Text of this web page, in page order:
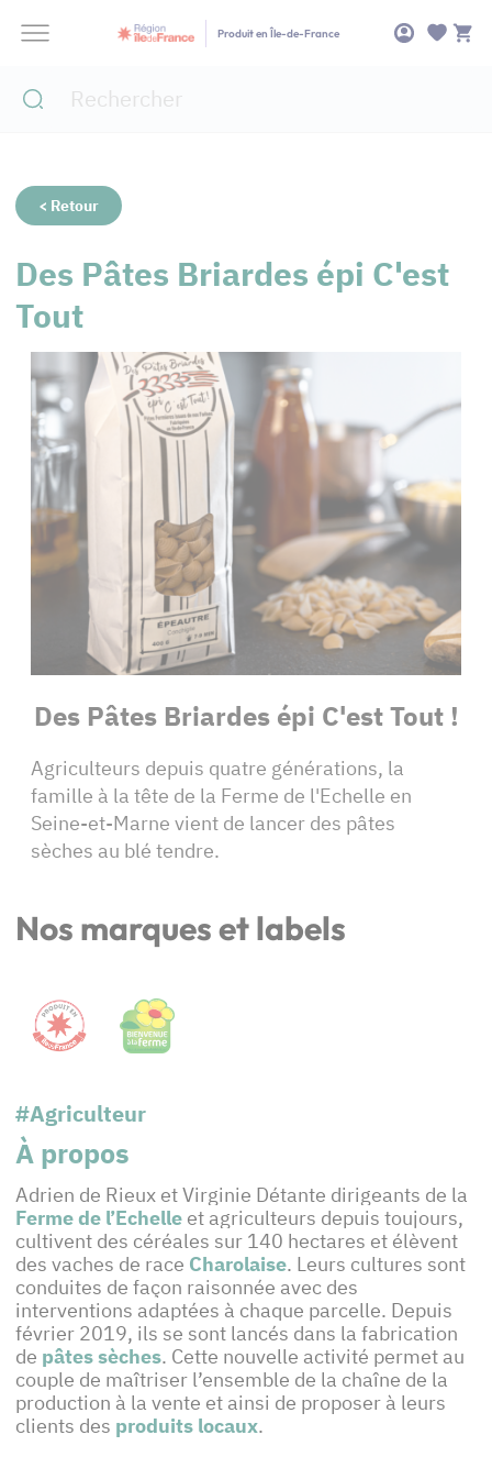
Produit en Île-de-France
< Retour
Des Pâtes Briardes épi C'est
Tout
Des Pâtes Briardes épi C'est Tout !
Agriculteurs depuis quatre générations, la
famille à la tête de la Ferme de l'Echelle en
Seine-et-Marne vient de lancer des pâtes
sèches au blé tendre.
Nos marques et labels
#Agriculteur
À propos
Adrien de Rieux et Virginie Détante dirigeants de la
Ferme de l’Echelle et agriculteurs depuis toujours,
cultivent des céréales sur 140 hectares et élèvent
des vaches de race Charolaise. Leurs cultures sont
conduites de façon raisonnée avec des
interventions adaptées à chaque parcelle. Depuis
février 2019, ils se sont lancés dans la fabrication
de pâtes sèches. Cette nouvelle activité permet au
couple de maîtriser l’ensemble de la chaîne de la
production à la vente et ainsi de proposer à leurs
clients des produits locaux.